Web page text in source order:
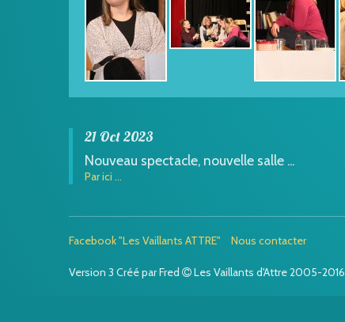
21 Oct 2023
Nouveau spectacle, nouvelle salle ...
Par ici ...
Facebook "Les Vaillants ATTRE" Nous contacter
Version 3 Créé par Fred Les Vaillants d'Attre 2005-2016